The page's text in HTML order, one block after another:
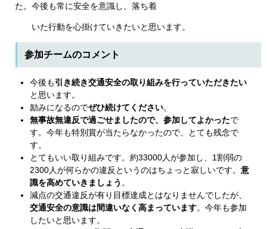
た。今後も常に安全を意識し、落ち着
いた行動を心掛けていきたいと思います。
参加チームのコメント
今後も引き続き交通安全の取り組みを行っていただきたい
と思います。
励みになるのでぜひ続けてください。
無事故無違反で過ごせましたので、参加してよかったで
す。今年も特別賞が当たらなかったので、とても残念で
す。
とてもいい取り組みです。約33000人が参加し、1割弱の
2300人が何らかの違反というのはちょっと寂しいです。 意
識を高めていきましょう 。
減点の交通違反が有り目標達成とはなりませんでしたが、
交通安全の意識は間違いなく高まっています。今年も参加
したいと思います。